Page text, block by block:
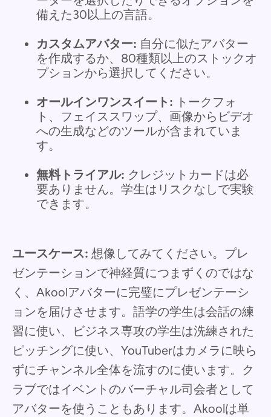
備えた30以上の言語。
カスタムアバター: 自分に似たアバター
を作成するか、80種類以上のストックオ
プションから選択してください。
オールインワンスイート: トークフォ
ト、フェイススワップ、画像からビデオ
への生成などのツールが含まれていま
す。
無料トライアル: クレジットカードは必
要ありません。学生はリスクなしで実験
できます。
ユースケース: 想像してみてください。プレ
ゼンテーションで神経質につまずくのではな
く、Akoolアバターに完璧にプレゼンテーシ
ョンを届けさせます。語学の学生は会話の練
習に使い、ビジネス専攻の学生は洗練された
ピッチングに使い、YouTuberはカメラに映ら
ずにチャンネル全体を流すのに使います。ク
ラブではイベントのバーチャル司会者として
アバターを使うこともあります。Akoolは単